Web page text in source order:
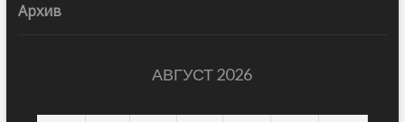
Архив
АВГУСТ 2026